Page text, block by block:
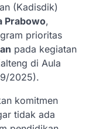
(Kadisdik)
Prabowo,
prioritas
pada kegiatan
di Aula
2025).
komitmen
tidak ada